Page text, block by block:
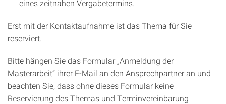
eines zeitnahen Vergabetermins.
Erst mit der Kontaktaufnahme ist das Thema für Sie
reserviert.
Bitte hängen Sie das Formular „Anmeldung der
Masterarbeit“ ihrer E-Mail an den Ansprechpartner an und
beachten Sie, dass ohne dieses Formular keine
Reservierung des Themas und Terminvereinbarung